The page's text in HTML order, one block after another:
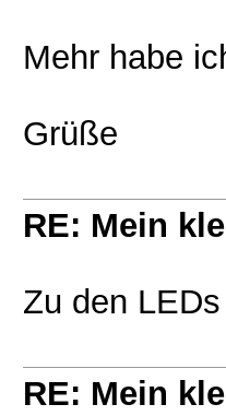
Mehr habe
Grüße
RE: Mein
Zu den
RE: Mein